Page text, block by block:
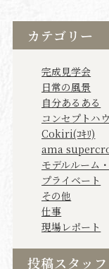
カテゴリー
完成見学会
日常の風景
自分あるある
コンセプトハ
Cokiri(ｺｷﾘ)
ama
モデルルーム
プライベート
その他
仕事
現場レポート
投稿スタッフ